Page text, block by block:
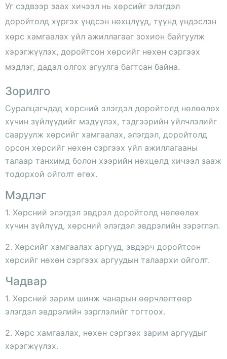
Уг сэдвээр заах хичээл нь хөрсийг элэгдэл
доройтолд хүргэх үндсэн нөхцлүүд, түүнд үндэслэн
хөрс хамгаалах үйл ажиллагааг зохион байгуулж
хэрэгжүүлэх, доройтсон хөрсийг нөхөн сэргээх
мэдлэг, дадал олгох агуулга багтсан байна.
Зорилго
Суралцагчдад хөрсний элэгдэл доройтолд нөлөөлөх
хүчин зүйлүүдийг мэдүүлэх, тэдгээрийн үйлчлэлийг
сааруулж хөрсийг хамгаалах, элэгдэл, доройтолд
орсон хөрсийг нөхөн сэргээх үйл ажиллагааны
талаар танхимд болон хээрийн нөхцөлд хичээл зааж
тодорхой ойголт өгөх.
Мэдлэг
1. Хөрсний элэгдэл эвдрэл доройтолд нөлөөлөх
хүчин зүйлүүд, хөрсний элэгдэл эвдрэлийн зэрэглэл.
2. Хөрсийг хамгаалах аргууд, эвдэрч доройтсон
хөрсийг нөхөн сэргээх аргуудын талаархи ойголт.
Чадвар
1. Хөрсний зарим шинж чанарын өөрчлөлтөөр
элэгдэл эвдрэлийн зэрглэлийг тогтоох.
2. Хөрс хамгаалах, нөхөн сэргээх зарим аргуудыг
хэрэгжүүлэх.